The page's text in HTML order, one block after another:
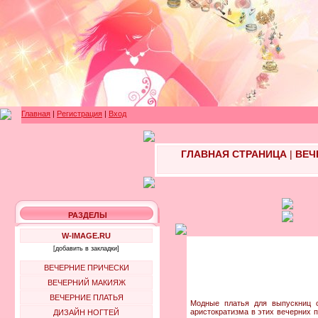
Главная | Регистрация | Вход
ГЛАВНАЯ СТРАНИЦА|
РАЗДЕЛЫ
W-IMAGE.RU
[добавить в закладки]
ВЕЧЕРНИЕ ПРИЧЕСКИ
ВЕЧЕРНИЙ МАКИЯЖ
ВЕЧЕРНИЕ ПЛАТЬЯ
ДИЗАЙН НОГТЕЙ
Модные платья для выпускниц
аристократизма в этих